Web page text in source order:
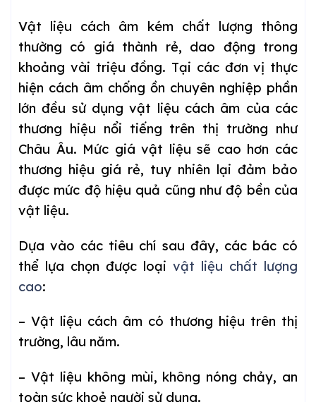
Vật liệu cách âm kém chất lượng thông
thường có giá thành rẻ, dao động trong
khoảng vài triệu đồng. Tại các đơn vị thực
hiện cách âm chống ồn chuyên nghiệp phần
lớn đều sử dụng vật liệu cách âm của các
thương hiệu nổi tiếng trên thị trường như
Châu Âu. Mức giá vật liệu sẽ cao hơn các
thương hiệu giá rẻ, tuy nhiên lại đảm bảo
được mức độ hiệu quả cũng như độ bền của
vật liệu.
Dựa vào các tiêu chí sau đây, các bác có
thể lựa chọn được loại vật liệu chất lượng
cao:
– Vật liệu cách âm có thương hiệu trên thị
trường, lâu năm.
– Vật liệu không mùi, không nóng chảy, an
toàn sức khoẻ người sử dụng.